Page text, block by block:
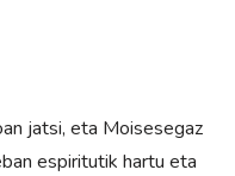
jatsi, eta Moisesegaz
espiritutik hartu eta